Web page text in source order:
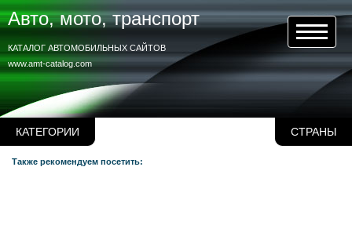
КАТЕГОРИИ СТРАНЫ
Авто, мото, транспорт
www.amt-catalog.com
КАТАЛОГ АВТОМОБИЛЬНЫХ САЙТОВ
Также рекомендуем посетить: